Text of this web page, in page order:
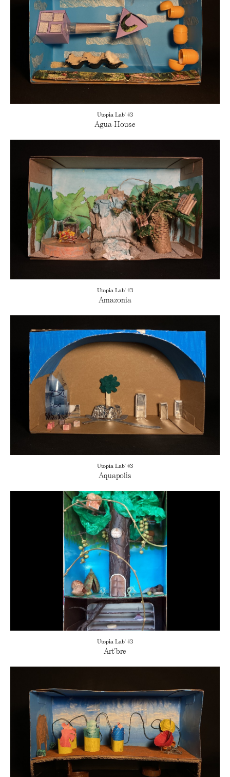
Utopia Lab' #3
Agua-House
Utopia Lab' #3
Amazonia
Utopia Lab' #3
Aquapolis
Utopia Lab' #3
Art’bre